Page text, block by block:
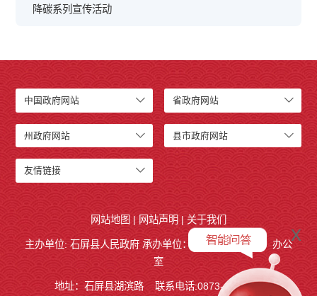
降碳系列宣传活动
中国政府网站 省政府网站
州政府网站 县市政府网站
友情链接
网站地图 | 网站声明 | 关于我们
主办单位: 石屏县人民政府 承办单位： 石屏县人民政府 办公
室
地址：石屏县湖滨路 联系电话:0873-4858140
x